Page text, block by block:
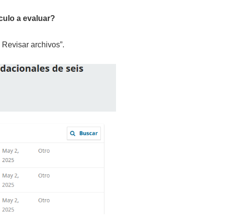
a evaluar?
archivos”.